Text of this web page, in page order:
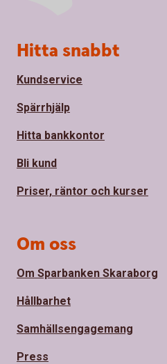
Sidfot
Hitta snabbt
Kundservice
Spärrhjälp
Hitta bankkontor
Bli kund
Priser, räntor och kurser
Om oss
Om Sparbanken Skaraborg
Hållbarhet
Samhällsengagemang
Press